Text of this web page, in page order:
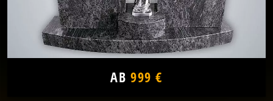
AB 999 €